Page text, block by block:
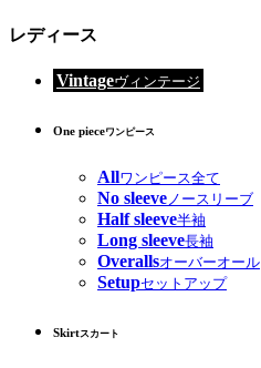
レディース
Vintageヴィンテージ
One pieceワンピース
Allワンピース全て
No sleeveノースリーブ
Half sleeve半袖
Long sleeve長袖
Overallsオーバーオール
Setupセットアップ
Skirtスカート